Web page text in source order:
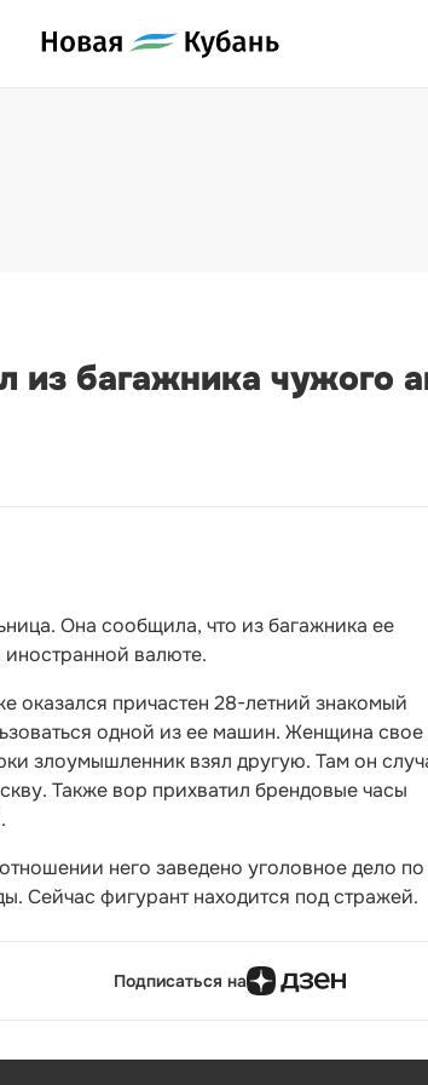
багажника чужого
Она сообщила, что из багажника ее
валюте.
оказался причастен 28-летний знакомый
одной из ее машин. Женщина свое
злоумышленник взял другую. Там он
Также вор прихватил брендовые часы
него заведено уголовное дело по
Сейчас фигурант находится под стражей.
Подписаться на